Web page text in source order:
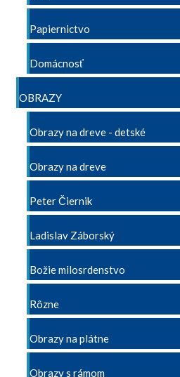
Papiernictvo
Domácnosť
OBRAZY
Obrazy na dreve - detské
Obrazy na dreve
Peter Čiernik
Ladislav Záborský
Božie milosrdenstvo
Rôzne
Obrazy na plátne
Obrazy s rámom